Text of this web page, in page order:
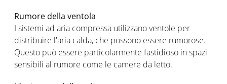
Rumore della ventola
I sistemi ad aria compressa utilizzano ventole per
distribuire l'aria calda, che possono essere rumorose.
Questo può essere particolarmente fastidioso in spazi
sensibili al rumore come le camere da letto.